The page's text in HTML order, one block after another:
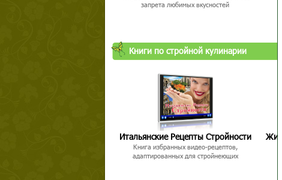
запрета любимых вкусностей
Книги по стройной кулинарии
Итальянские Рецепты Стройности
Книга избранных видео-рецептов,
адаптированных для стройнеющих